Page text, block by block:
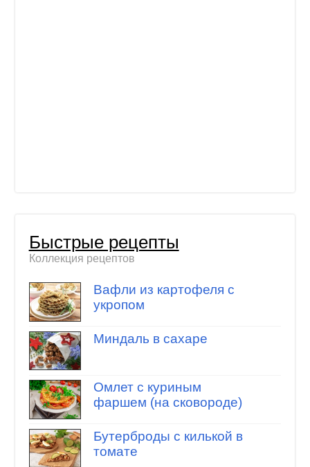
Быстрые рецепты
Коллекция рецептов
Вафли из картофеля с
укропом
Миндаль в сахаре
Омлет с куриным
фаршем (на сковороде)
Бутерброды с килькой в
томате